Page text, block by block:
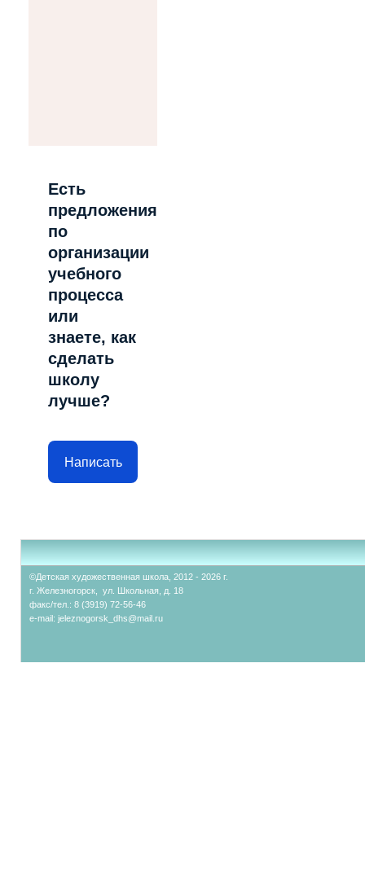
Есть
предложения
по
организации
учебного
процесса
или
знаете, как
сделать
школу
лучше?
Написать
©Детская художественная школа, 2012 - 2026 г.
г. Железногорск, ул. Школьная, д. 18
факс/тел.: 8 (3919) 72-56-46
e-mail: jeleznogorsk_dhs@mail.ru